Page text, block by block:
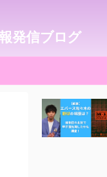
発信ブログ